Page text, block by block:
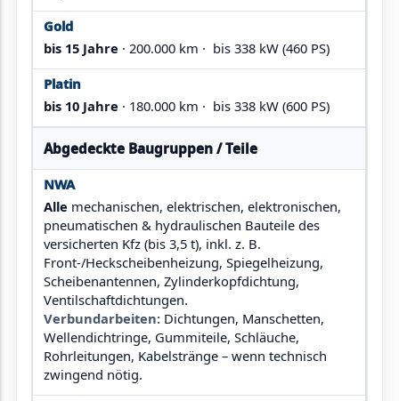
bis 15 Jahre · 200.000 km · bis 338 kW (460 PS)
bis 10 Jahre · 180.000 km · bis 338 kW (600 PS)
Abgedeckte Baugruppen / Teile
Alle mechanischen, elektrischen, elektronischen,
pneumatischen & hydraulischen Bauteile des
versicherten Kfz (bis 3,5 t), inkl. z. B.
Front-/Heckscheibenheizung, Spiegelheizung,
Scheibenantennen, Zylinderkopfdichtung,
Ventilschaftdichtungen.
Verbundarbeiten: Dichtungen, Manschetten,
Wellendichtringe, Gummiteile, Schläuche,
Rohrleitungen, Kabelstränge – wenn technisch
zwingend nötig.